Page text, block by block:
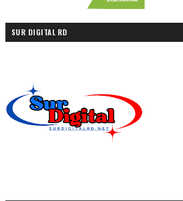
SUR DIGITAL RD